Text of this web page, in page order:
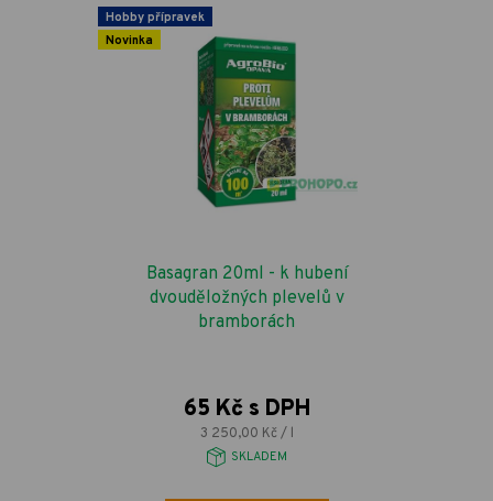
Hobby přípravek
Novinka
Basagran 20ml - k hubení
dvouděložných plevelů v
bramborách
65 Kč s DPH
3 250,00 Kč / l
SKLADEM